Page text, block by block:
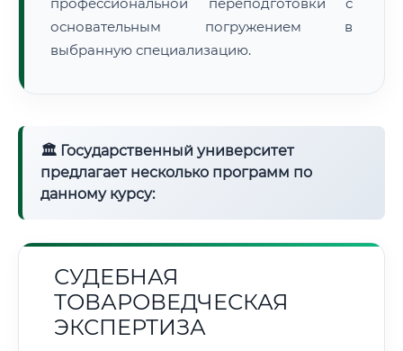
основательным погружением в
выбранную специализацию.
🏛 Государственный университет
предлагает несколько программ по
данному курсу:
СУДЕБНАЯ
ТОВАРОВЕДЧЕСКАЯ
ЭКСПЕРТИЗА